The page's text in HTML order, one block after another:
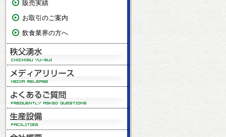
販売実績
お取引のご案内
飲食業界の方へ